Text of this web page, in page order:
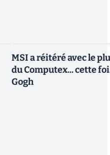
MSI a réitéré avec le
du Computex... cette
Gogh